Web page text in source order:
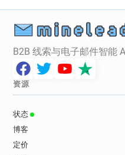
B2B 线索与电子邮件智能
资源
状态
博客
定价